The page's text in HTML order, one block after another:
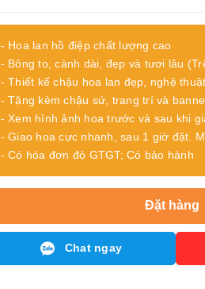
- Hoa lan hồ điệp chất lượng cao
- Bông to, cành dài, đẹp và tươi lâu
- Thiết kế chậu hoa lan đẹp, nghệ
- Tặng kèm chậu sứ, trang trí và
- Xem hình ảnh hoa trước và sau khi
- Giao hoa cực nhanh, sau 1 giờ đặt.
- Có hóa đơn đỏ GTGT; Có bảo hành
Đặt hàng
Chat ngay